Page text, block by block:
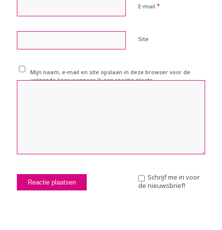
E-mail *
Site
Mijn naam, e-mail en site opslaan in deze browser voor de
volgende keer wanneer ik een reactie plaats.
Schrijf me in voor
de nieuwsbrief!